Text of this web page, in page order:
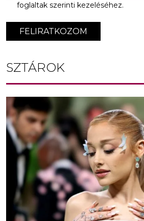
FELIRATKOZOM
foglaltak szerinti kezeléséhez.
SZTÁROK